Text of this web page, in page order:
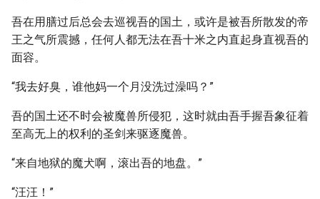
吾在用膳过后总会去巡视吾的国土，或许是被吾所散发的帝
王之气所震撼，任何人都无法在吾十米之内直起身直视吾的
面容。
“我去好臭，谁他妈一个月没洗过澡吗？”
吾的国土还不时会被魔兽所侵犯，这时就由吾手握吾象征着
至高无上的权利的圣剑来驱逐魔兽。
“来自地狱的魔犬啊，滚出吾的地盘。”
“汪汪！”